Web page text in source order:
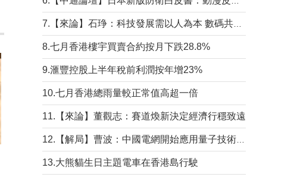
8.七月香港樓宇買賣合約按月下跌28.8%
9.滙豐控股上半年稅前利潤按年增23%
10.七月香港總雨量較正常值高超一倍
11.【來論】董觀志：賽道煥新決定經濟行穩致遠
13.大熊貓生日主題電車在香港島行駛